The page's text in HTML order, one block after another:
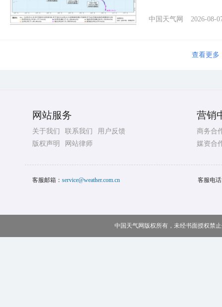
中国天气网 2026-08-
查看更多
网站服务
关于我们 联系我们
用户反馈
版权声明
网站律师
营销
商务合
媒资合
客服邮箱： service@weather.com.cn 客服电
中国天气网版权所有，未经书面授权